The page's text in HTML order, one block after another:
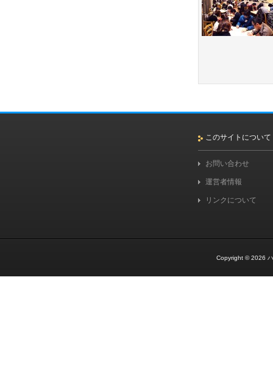
このサイトについて
お問い合わせ
運営者情報
リンクについて
Copyright © 2026